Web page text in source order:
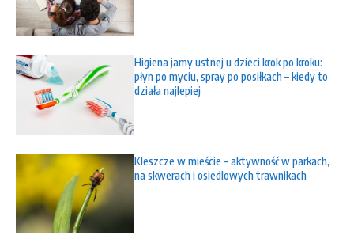
Higiena jamy ustnej u dzieci krok po kroku:
płyn po myciu, spray po posiłkach – kiedy to
działa najlepiej
Kleszcze w mieście – aktywność w parkach,
na skwerach i osiedlowych trawnikach